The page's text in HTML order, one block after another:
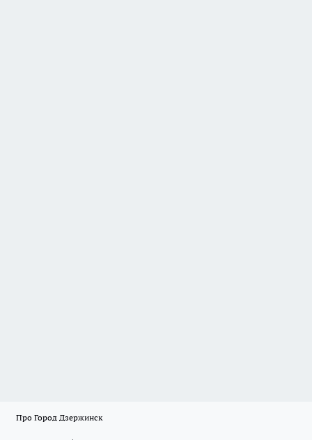
Про Город Дзержинск